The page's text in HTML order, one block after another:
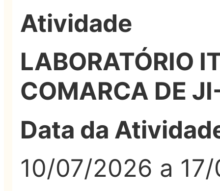
Atividade
LABORATÓRIO
COMARCA DE
Data da
10/07/2026 a